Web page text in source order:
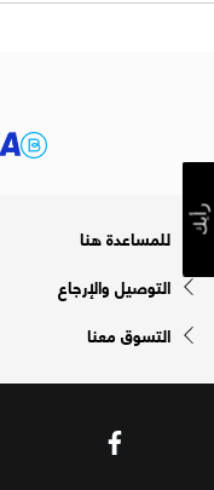
للمساعدة هنا
التوصيل والإرجاع
التسوق معنا
رأيك